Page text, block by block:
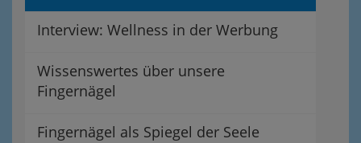
Interview: Wellness in der Werbung
Wissenswertes über unsere
Fingernägel
Fingernägel als Spiegel der Seele